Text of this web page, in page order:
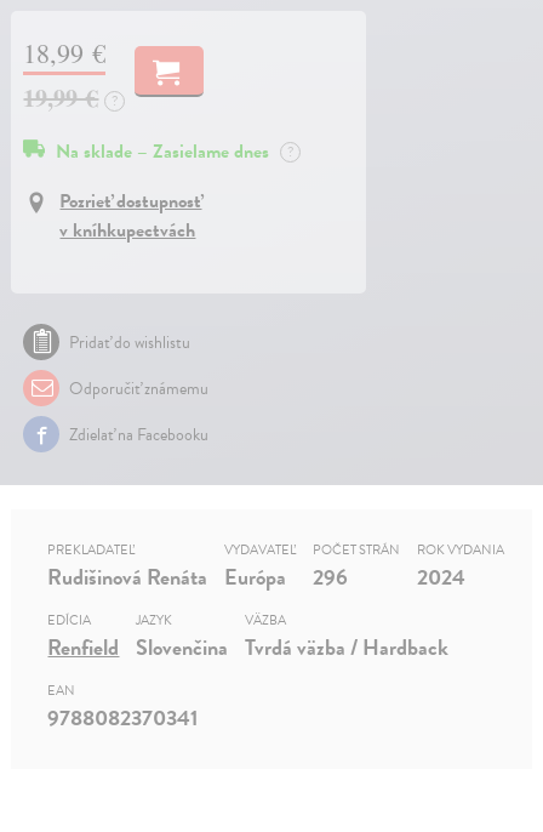
18,99 €
19,99 €
?
Na sklade – Zasielame dnes ?
Pozrieť dostupnosť
v kníhkupectvách
Pridať do wishlistu
Odporučiť známemu
Zdielať na Facebooku
PREKLADATEĽ
Rudišinová Renáta
VYDAVATEĽ
Európa
POČET STRÁN
296
ROK VYDANIA
2024
EDÍCIA
Renfield
JAZYK
Slovenčina
VÄZBA
Tvrdá väzba / Hardback
EAN
9788082370341